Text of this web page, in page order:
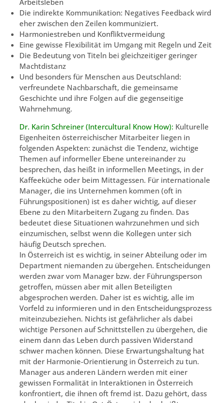
Die indirekte Kommunikation: Negatives Feedback wird
eher zwischen den Zeilen kommuniziert.
Harmoniestreben und Konfliktvermeidung
Eine gewisse Flexibilität im Umgang mit Regeln und Zeit
Die Bedeutung von Titeln bei gleichzeitiger geringer
Machtdistanz
Und besonders für Menschen aus Deutschland:
verfreundete Nachbarschaft, die gemeinsame
Geschichte und ihre Folgen auf die gegenseitige
Wahrnehmung.
Dr. Karin Schreiner (Intercultural Know How): Kulturelle
Eigenheiten österreichischer Mitarbeiter liegen in
folgenden Aspekten: zunächst die Tendenz, wichtige
Themen auf informeller Ebene untereinander zu
besprechen, das heißt in informellen Meetings, in der
Kaffeeküche oder beim Mittagessen. Für internationale
Manager, die ins Unternehmen kommen (oft in
Führungspositionen) ist es daher wichtig, auf dieser
Ebene zu den Mitarbeitern Zugang zu finden. Das
bedeutet diese Situationen wahrzunehmen und sich
einzumischen, selbst wenn die Kollegen unter sich
häufig Deutsch sprechen.
In Österreich ist es wichtig, in seiner Abteilung oder im
Department niemanden zu übergehen. Entscheidungen
werden zwar vom Manager bzw. der Führungsperson
getroffen, müssen aber mit allen Beteiligten
abgesprochen werden. Daher ist es wichtig, alle im
Vorfeld zu informieren und in den Entscheidungsprozess
miteinzubeziehen. Nichts ist gefährlicher als dabei
wichtige Personen auf Schnittstellen zu übergehen, die
einem dann das Leben durch passiven Widerstand
schwer machen können. Diese Erwartungshaltung hat
mit der Harmonie-Orientierung in Österreich zu tun.
Manager aus anderen Ländern werden mit einer
gewissen Formalität in Interaktionen in Österreich
konfrontiert, die ihnen oft fremd ist. Dazu gehört, dass